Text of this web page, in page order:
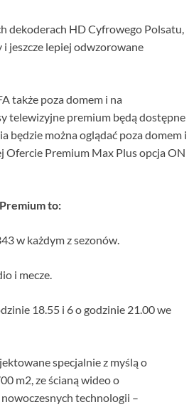
dekoderach HD Cyfrowego Polsatu,
i jeszcze lepiej odwzorowane
także poza domem i na
telewizyjne premium będą dostępne
będzie można oglądać poza domem i
Premium Max Plus opcja ON
to:
w każdym z sezonów.
i mecze.
18.55 i 6 o godzinie 21.00 we
specjalnie z myślą o
m2, ze ścianą wideo o
technologii –